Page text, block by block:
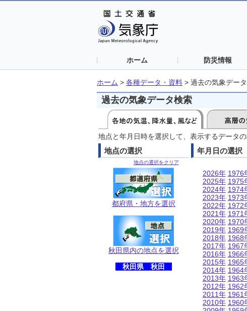
ホーム 防災情報
ホーム > 各種データ・資料 > 過去の気象デー
過去の気象データ検索
地点と年月日時を選択して、表示するデータ
地点の選択
地点の選択をクリア
都府県・地方を選択
秋田県内の地点を選択
秋田県 秋田
年月日の選択
2026年
2025年
2024年
2023年
2022年
2021年
2020年
2019年
2018年
2017年
2016年
2015年
2014年
2013年
2012年
2011年
2010年
1976
1975
1974
1973
1972
1971
1970
1969
1968
1967
1966
1965
1964
1963
1962
1961
1960